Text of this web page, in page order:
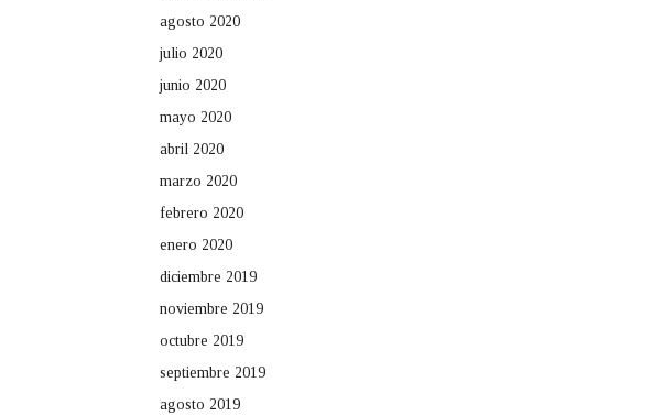
agosto 2020
julio 2020
junio 2020
mayo 2020
abril 2020
marzo 2020
febrero 2020
enero 2020
diciembre 2019
noviembre 2019
octubre 2019
septiembre 2019
agosto 2019